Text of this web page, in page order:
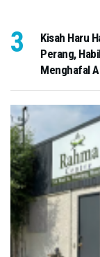
Kisah Haru
Perang,
Menghafal